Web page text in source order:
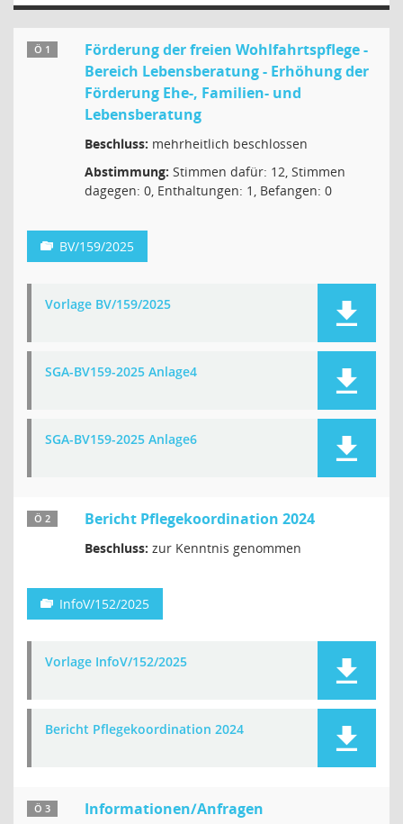
Ö 1
Förderung der freien Wohlfahrtspflege -
Bereich Lebensberatung - Erhöhung der
Förderung Ehe-, Familien- und
Lebensberatung
Beschluss: mehrheitlich beschlossen
Abstimmung: Stimmen dafür: 12, Stimmen
dagegen: 0, Enthaltungen: 1, Befangen: 0
BV/159/2025
Vorlage BV/159/2025
SGA-BV159-2025 Anlage4
SGA-BV159-2025 Anlage6
Ö 2 Bericht Pflegekoordination 2024
Beschluss: zur Kenntnis genommen
InfoV/152/2025
Vorlage InfoV/152/2025
Bericht Pflegekoordination 2024
Ö 3 Informationen/Anfragen